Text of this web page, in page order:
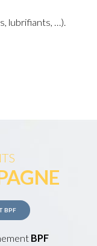
lubrifiants, …).
BPF
BPF